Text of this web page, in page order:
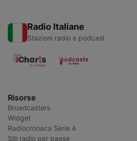
Radio Italiane
Stazioni radio e podcast
Risorse
Broadcasters
Widget
Radiocronaca Serie A
Siti radio per paese